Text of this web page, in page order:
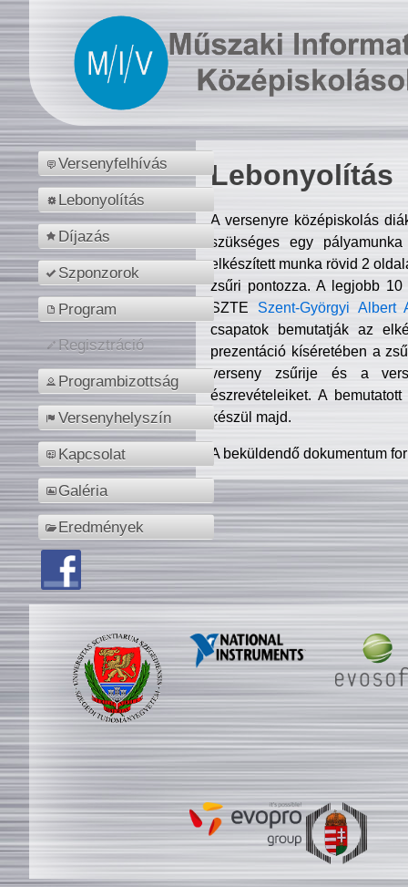
Versenyfelhívás
Lebonyolítás
Díjazás
Szponzorok
Program
Regisztráció
Programbizottság
Versenyhelyszín
Kapcsolat
Galéria
Eredmények
Lebonyolítás
A versenyre középiskolás
szükséges egy
elkészített munka rövid 2
zsűri pontozza. A legjobb
SZTE Szent-Györgyi Albert
csapatok bemutatják az
prezentáció kíséretében a
verseny zsűrije és a
észrevételeiket. A
készül majd.
A beküldendő dokumentum